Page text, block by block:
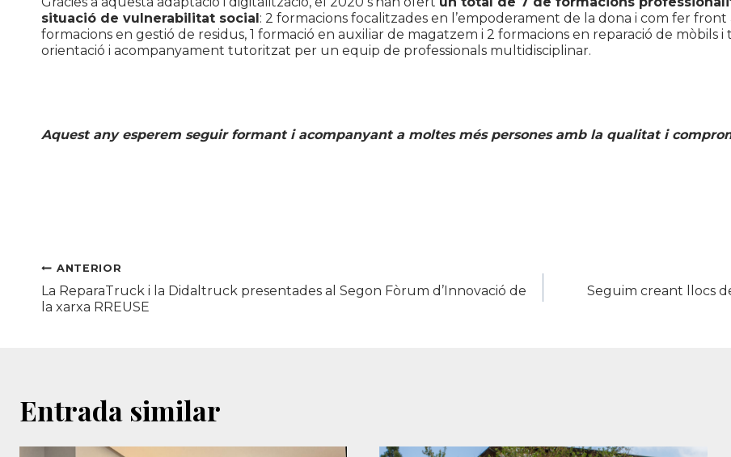
situació de vulnerabilitat social: 2 formacions focalitzades en l’empoderament de la dona i com fer front
formacions en gestió de residus, 1 formació en auxiliar de magatzem i 2 formacions en reparació de mòbils
orientació i acompanyament tutoritzat per un equip de professionals multidisciplinar.
Aquest any esperem seguir formant i acompanyant a moltes més persones amb la qualitat i
Navegació
d'entrades
ANTERIOR
La ReparaTruck i la Didaltruck presentades al Segon Fòrum d’Innovació de
la xarxa RREUSE
Seguim creant llocs
Entrada similar